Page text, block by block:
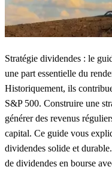
Stratégie dividendes : le
une part essentielle du
Historiquement, ils
S&P 500. Construire une
générer des revenus
capital. Ce guide vous
dividendes solide et
de dividendes en bourse